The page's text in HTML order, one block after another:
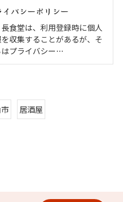
イバシーポリシー
長食堂は、利用登録時に個人
収集することがあるが、そ
はプライバシー…
居酒屋